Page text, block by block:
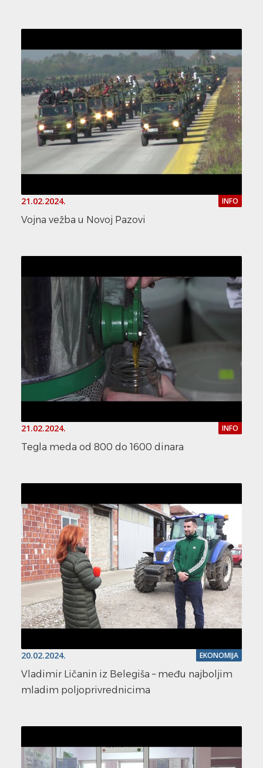
21.02.2024. INFO
Vojna vežba u Novoj Pazovi
21.02.2024. INFO
Tegla meda od 800 do 1600 dinara
20.02.2024. EKONOMIJA
Vladimir Ličanin iz Belegiša – među najboljim
mladim poljoprivrednicima